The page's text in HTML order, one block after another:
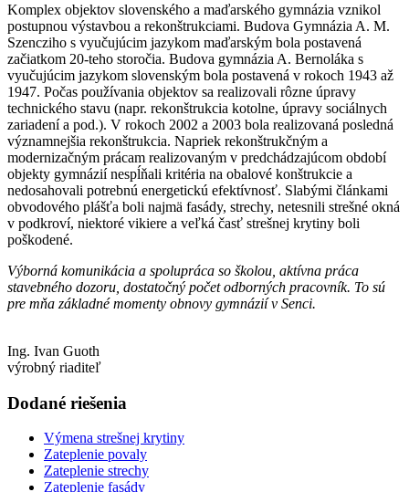
Komplex objektov slovenského a maďarského gymnázia vznikol
postupnou výstavbou a rekonštrukciami. Budova Gymnázia A. M.
Szencziho s vyučujúcim jazykom maďarským bola postavená
začiatkom 20-teho storočia. Budova gymnázia A. Bernoláka s
vyučujúcim jazykom slovenským bola postavená v rokoch 1943 až
1947. Počas používania objektov sa realizovali rôzne úpravy
technického stavu (napr. rekonštrukcia kotolne, úpravy sociálnych
zariadení a pod.). V rokoch 2002 a 2003 bola realizovaná posledná
významnejšia rekonštrukcia. Napriek rekonštrukčným a
modernizačným prácam realizovaným v predchádzajúcom období
objekty gymnázií nespĺňali kritéria na obalové konštrukcie a
nedosahovali potrebnú energetickú efektívnosť. Slabými článkami
obvodového plášťa boli najmä fasády, strechy, netesnili strešné okná
v podkroví, niektoré vikiere a veľká časť strešnej krytiny boli
poškodené.
Výborná komunikácia a spolupráca so školou, aktívna práca
stavebného dozoru, dostatočný počet odborných pracovník. To sú
pre mňa základné momenty obnovy gymnázií v Senci.
Ing. Ivan Guoth
výrobný riaditeľ
Dodané riešenia
Výmena strešnej krytiny
Zateplenie povaly
Zateplenie strechy
Zateplenie fasády